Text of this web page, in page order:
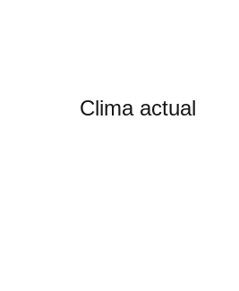
Clima actual